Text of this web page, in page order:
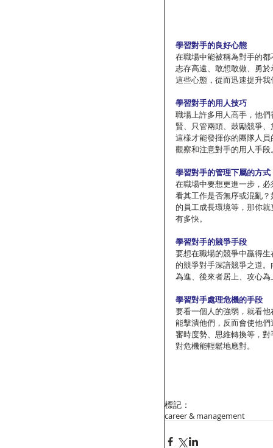
學習對手的良好心態
在職場中能被稱為對手的都
志存高遠、敢想敢做、勇
這些心態，從而迅速提升我
學習對手的用人技巧
職場上許多用人高手，他
賢、只管兩頭、鼓勵競爭
這樣才能發揮你的團隊人
觀察和注意對手的用人手段。
學習對手的管理下屬的方式
在職場中要想更進一步，
看其工作是否無序或混亂
的員工成長環境等，那你
有多快。
學習對手的競爭手段
要想在職場的競爭中贏得
的競爭對手深諳競爭之道
為進、後來者居上、攻心為
學習對手處理危機的手段
要看一個人的強弱，就看
能擊潰他們，反而會使他們
審時度勢、思維轉換等，
對危機能輕鬆地應對。
標記：
career & management